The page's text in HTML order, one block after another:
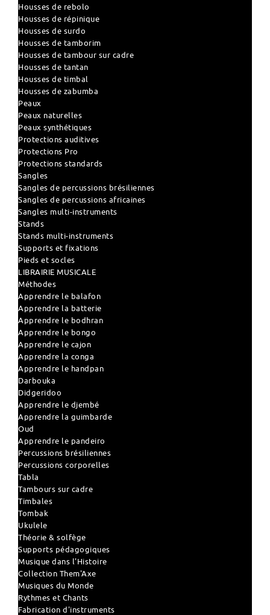
Housses de rebolo
Housses de répinique
Housses de surdo
Housses de tamborim
Housses de tambour sur cadre
Housses de tantan
Housses de timbal
Housses de zabumba
Peaux
Peaux naturelles
Peaux synthétiques
Protections auditives
Protections Pro
Protections standards
Sangles
Sangles de percussions brésiliennes
Sangles de percussions africaines
Sangles multi-instruments
Stands
Stands multi-instruments
Supports et fixations
Pieds et socles
LIBRAIRIE MUSICALE
Méthodes
Apprendre le balafon
Apprendre la batterie
Apprendre le bodhran
Apprendre le bongo
Apprendre le cajon
Apprendre la conga
Apprendre le handpan
Darbouka
Didgeridoo
Apprendre le djembé
Apprendre la guimbarde
Oud
Apprendre le pandeiro
Percussions brésiliennes
Percussions corporelles
Tabla
Tambours sur cadre
Timbales
Tombak
Ukulele
Théorie & solfège
Supports pédagogiques
Musique dans l'Histoire
Collection Them'Axe
Musiques du Monde
Rythmes et Chants
Fabrication d'instruments